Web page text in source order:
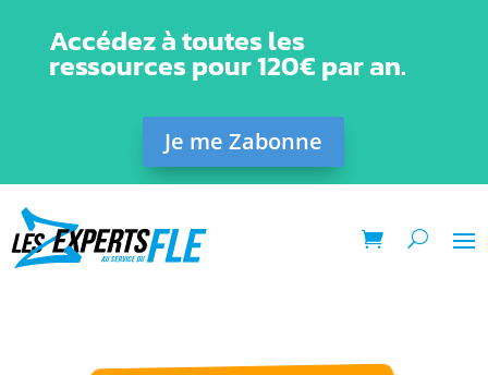
Accédez à toutes les
ressources pour 120€ par an.
Je me Zabonne